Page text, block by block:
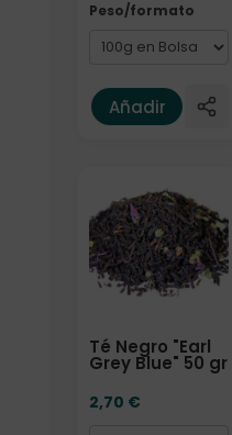
Peso/formato
Añadir
Té Negro "Earl
Grey Blue" 50 gr
2,70 €
Formato